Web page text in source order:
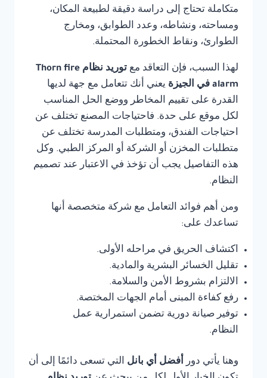
متكاملة تحتاج إلى دراسة دقيقة لطبيعة المكان،
ومساحته، ونشاطه، وعدد الطوابق، ومخارج
الطوارئ، ونقاط الخطورة المحتملة.
لهذا السبب، فإن التعاقد مع
توريد نظام Thorn fire
alarm في الجيزة
يعني أنك تتعامل مع جهة لديها
القدرة على تقييم المخاطر ووضع الحل المناسب
لكل موقع على حدة. فاحتياجات المصنع تختلف عن
احتياجات الفندق، ومتطلبات المدرسة تختلف عن
متطلبات المخزن أو الشركة أو المركز الطبي. وكل
هذه التفاصيل يجب أن تؤخذ في الاعتبار عند تصميم
النظام.
ومن أهم فوائد التعامل مع شركة متخصصة أنها
تساعدك على:
اكتشاف الحريق في مراحله الأولى.
تقليل الخسائر البشرية والمادية.
الالتزام بشروط الأمن والسلامة.
رفع كفاءة المبنى أمام الجهات المختصة.
توفير صيانة دورية تضمن استمرارية عمل
النظام.
وهنا يأتي دور أفضل أي بانل التي تسعى دائمًا إلى أن